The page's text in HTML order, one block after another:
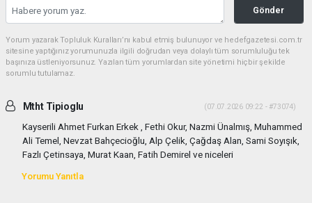
Gönder
Yorum yazarak Topluluk Kuralları’nı kabul etmiş bulunuyor ve hedefgazetesi.com.tr
sitesine yaptığınız yorumunuzla ilgili doğrudan veya dolaylı tüm sorumluluğu tek
başınıza üstleniyorsunuz. Yazılan tüm yorumlardan site yönetimi hiçbir şekilde
sorumlu tutulamaz.
Mtht Tipioglu (07.07.2026 09:22 - #73074)
Kayserili Ahmet Furkan Erkek , Fethi Okur, Nazmi Ünalmış, Muhammed
Ali Temel, Nevzat Bahçecioğlu, Alp Çelik, Çağdaş Alan, Sami Soyışık,
Fazlı Çetinsaya, Murat Kaan, Fatih Demirel ve niceleri
Yorumu Yanıtla